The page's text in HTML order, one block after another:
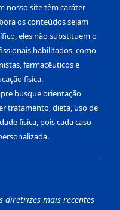
nosso site têm caráter
os conteúdos sejam
eles não substituem o
habilitados, como
farmacêuticos e
física.
busque orientação
tratamento, dieta, uso de
física, pois cada caso
diretrizes mais recentes